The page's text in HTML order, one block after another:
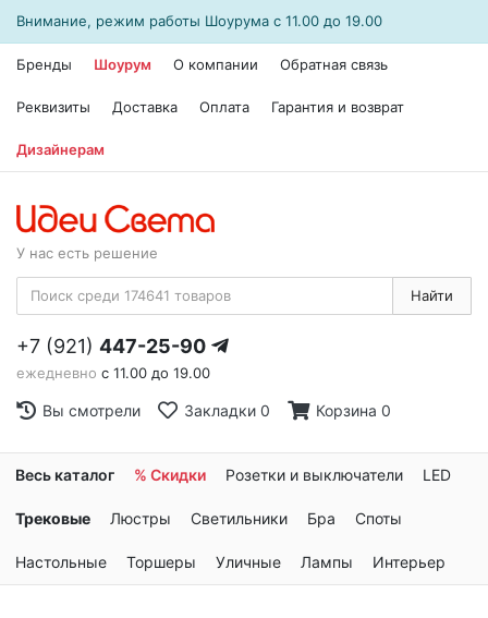
Внимание, режим работы Шоурума с 11.00 до 19.00
Бренды Шоурум О компании Обратная связь
Реквизиты Доставка Оплата Гарантия и возврат
Дизайнерам
У нас есть решение
Найти
+7 (921) 447-25-90
ежедневно с 11.00 до 19.00
Вы смотрели Закладки 0 Корзина 0
Весь каталог % Скидки Розетки и выключатели LED
Трековые Люстры Светильники Бра Споты
Настольные Торшеры Уличные Лампы Интерьер